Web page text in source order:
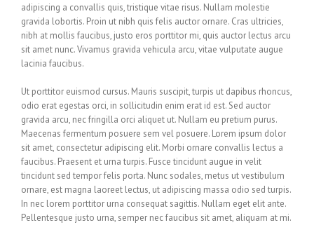
adipiscing a convallis quis, tristique vitae risus. Nullam molestie
gravida lobortis. Proin ut nibh quis felis auctor ornare. Cras ultricies,
nibh at mollis faucibus, justo eros porttitor mi, quis auctor lectus arcu
sit amet nunc. Vivamus gravida vehicula arcu, vitae vulputate augue
lacinia faucibus.
Ut porttitor euismod cursus. Mauris suscipit, turpis ut dapibus rhoncus,
odio erat egestas orci, in sollicitudin enim erat id est. Sed auctor
gravida arcu, nec fringilla orci aliquet ut. Nullam eu pretium purus.
Maecenas fermentum posuere sem vel posuere. Lorem ipsum dolor
sit amet, consectetur adipiscing elit. Morbi ornare convallis lectus a
faucibus. Praesent et urna turpis. Fusce tincidunt augue in velit
tincidunt sed tempor felis porta. Nunc sodales, metus ut vestibulum
ornare, est magna laoreet lectus, ut adipiscing massa odio sed turpis.
In nec lorem porttitor urna consequat sagittis. Nullam eget elit ante.
Pellentesque justo urna, semper nec faucibus sit amet, aliquam at mi.